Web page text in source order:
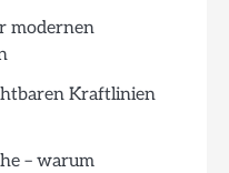
modernen
Kraftlinien
– warum